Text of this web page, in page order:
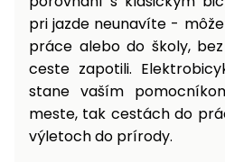
pri jazde neunavíte -
práce alebo do školy,
ceste zapotili.
stane vaším
meste, tak cestách do
výletoch do prírody.